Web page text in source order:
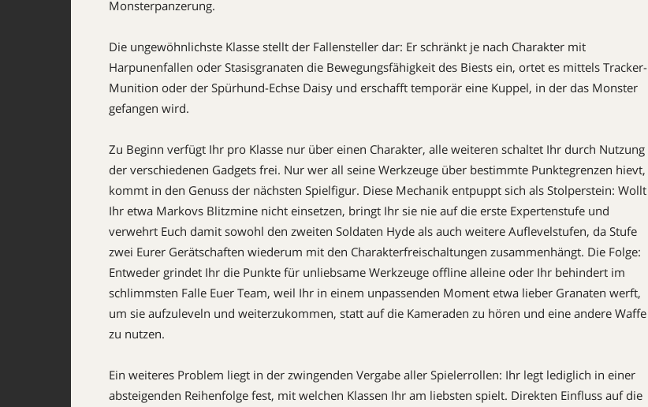
Monsterpanzerung.
Die ungewöhnlichste Klasse stellt der Fallensteller dar: Er schränkt je nach Charakter mit
Harpunenfallen oder Stasisgranaten die Bewegungsfähigkeit des Biests ein, ortet es mittels Tracker-
Munition oder der Spürhund-Echse Daisy und erschafft temporär eine Kuppel, in der das Monster
gefangen wird.
Zu Beginn verfügt Ihr pro Klasse nur über einen Charakter, alle weiteren schaltet Ihr durch Nutzung
der verschiedenen Gadgets frei. Nur wer all seine Werkzeuge über bestimmte Punktegrenzen hievt,
kommt in den Genuss der nächsten Spielfigur. Diese Mechanik entpuppt sich als Stolperstein: Wollt
Ihr etwa Markovs Blitzmine nicht einsetzen, bringt Ihr sie nie auf die erste Expertenstufe und
verwehrt Euch damit sowohl den zweiten Soldaten Hyde als auch weitere Auflevelstufen, da Stufe
zwei Eurer Gerätschaften wiederum mit den Charakterfreischaltungen zusammenhängt. Die Folge:
Entweder grindet Ihr die Punkte für unliebsame Werkzeuge offline alleine oder Ihr behindert im
schlimmsten Falle Euer Team, weil Ihr in einem unpassenden Moment etwa lieber Granaten werft,
um sie aufzuleveln und weiterzukommen, statt auf die Kameraden zu hören und eine andere Waffe
zu nutzen.
Ein weiteres Problem liegt in der zwingenden Vergabe aller Spielerrollen: Ihr legt lediglich in einer
absteigenden Reihenfolge fest, mit welchen Klassen Ihr am liebsten spielt. Direkten Einfluss auf die